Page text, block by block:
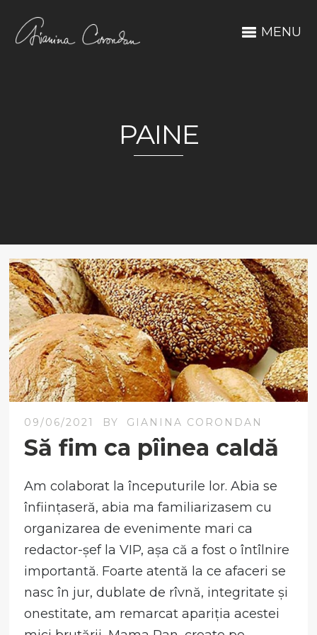
MENU
PAINE
09/06/2021 BY GIANINA CORONDAN
Să fim ca pîinea caldă
Am colaborat la începuturile lor. Abia se
înființaseră, abia ma familiarizasem cu
organizarea de evenimente mari ca
redactor-șef la VIP, așa că a fost o întîlnire
importantă. Foarte atentă la ce afaceri se
nasc în jur, dublate de rîvnă, integritate și
onestitate, am remarcat apariția acestei